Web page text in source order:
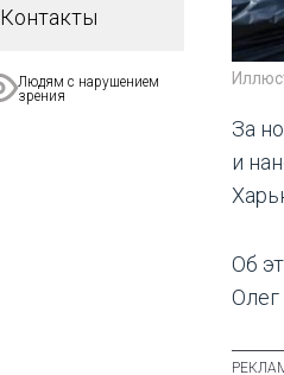
Контакты
Людям с нарушением
зрения
За
и
Об
Олег